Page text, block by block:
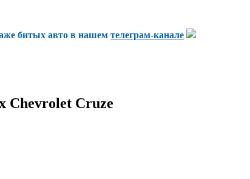
битых авто в нашем телеграм-канале
Chevrolet Cruze